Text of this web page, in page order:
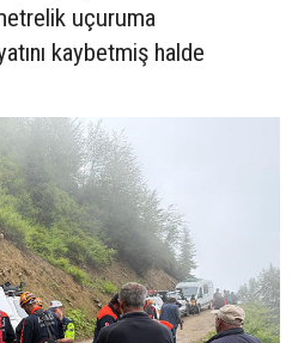
uçuruma
kaybetmiş halde